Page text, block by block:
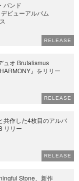
バンド
ビューアルバム
RELEASE
ュオ Brutalismus
』をリリー
RELEASE
共作した4枚目のアルバ
リリー
RELEASE
Stone、新作